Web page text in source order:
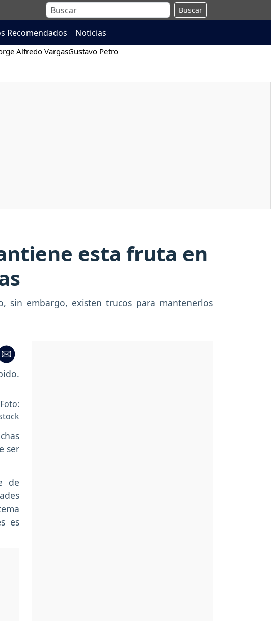
Buscar
Recomendados Noticias
Alfredo VargasGustavo Petro
esta fruta en
sin embargo, existen trucos para mantenerlos
ser
de
es